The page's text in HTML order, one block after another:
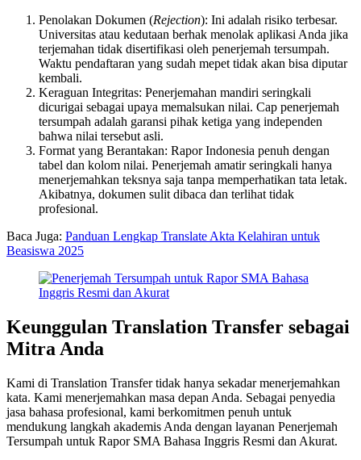
Penolakan Dokumen (Rejection): Ini adalah risiko terbesar.
Universitas atau kedutaan berhak menolak aplikasi Anda jika
terjemahan tidak disertifikasi oleh penerjemah tersumpah.
Waktu pendaftaran yang sudah mepet tidak akan bisa diputar
kembali.
Keraguan Integritas: Penerjemahan mandiri seringkali
dicurigai sebagai upaya memalsukan nilai. Cap penerjemah
tersumpah adalah garansi pihak ketiga yang independen
bahwa nilai tersebut asli.
Format yang Berantakan: Rapor Indonesia penuh dengan
tabel dan kolom nilai. Penerjemah amatir seringkali hanya
menerjemahkan teksnya saja tanpa memperhatikan tata letak.
Akibatnya, dokumen sulit dibaca dan terlihat tidak
profesional.
Baca Juga: Panduan Lengkap Translate Akta Kelahiran untuk
Beasiswa 2025
Keunggulan Translation Transfer sebagai
Mitra Anda
Kami di Translation Transfer tidak hanya sekadar menerjemahkan
kata. Kami menerjemahkan masa depan Anda. Sebagai penyedia
jasa bahasa profesional, kami berkomitmen penuh untuk
mendukung langkah akademis Anda dengan layanan Penerjemah
Tersumpah untuk Rapor SMA Bahasa Inggris Resmi dan Akurat.